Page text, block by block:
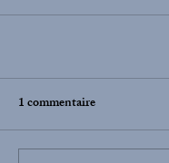
1 commentaire